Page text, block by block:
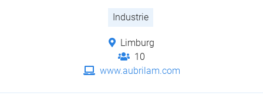
Industrie
Limburg
10
www.aubrilam.com